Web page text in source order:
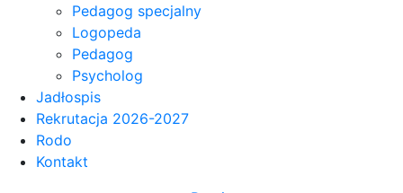
Pedagog specjalny
Logopeda
Pedagog
Psycholog
Jadłospis
Rekrutacja 2026-2027
Rodo
Kontakt